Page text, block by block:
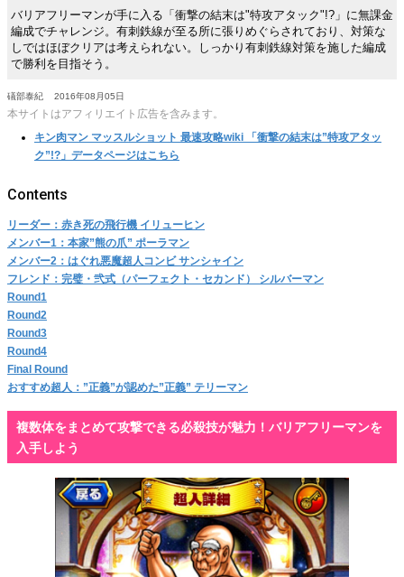
バリアフリーマンが手に入る「衝撃の結末は"特攻アタック"!?」に無課金
編成でチャレンジ。有刺鉄線が至る所に張りめぐらされており、対策な
しではほぼクリアは考えられない。しっかり有刺鉄線対策を施した編成
で勝利を目指そう。
礒部泰紀 2016年08月05日
本サイトはアフィリエイト広告を含みます。
キン肉マン マッスルショット 最速攻略wiki 「衝撃の結末は”特攻アタッ
ク”!?」データページはこちら
リーダー：赤き死の飛行機 イリューヒン
メンバー1：本家”熊の爪” ポーラマン
メンバー2：はぐれ悪魔超人コンビ サンシャイン
フレンド：完璧・弐式（パーフェクト・セカンド） シルバーマン
Round1
Round2
Round3
Round4
Final Round
おすすめ超人：”正義”が認めた”正義” テリーマン
複数体をまとめて攻撃できる必殺技が魅力！バリアフリーマンを
入手しよう